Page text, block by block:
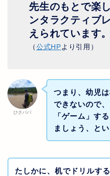
先生のもとで楽
ンタラクティブ
えられています。
（公式HPより引用）
ひさパパ
つまり、幼児
できないので
「ゲーム」す
ましょう、と
たしかに、机でドリルす